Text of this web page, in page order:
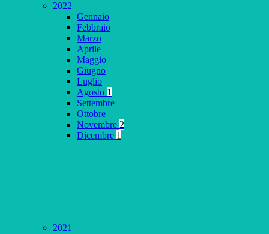
2022
Gennaio
Febbraio
Marzo
Aprile
Maggio
Giugno
Luglio
Agosto 1
Settembre
Ottobre
Novembre 2
Dicembre 1
2021